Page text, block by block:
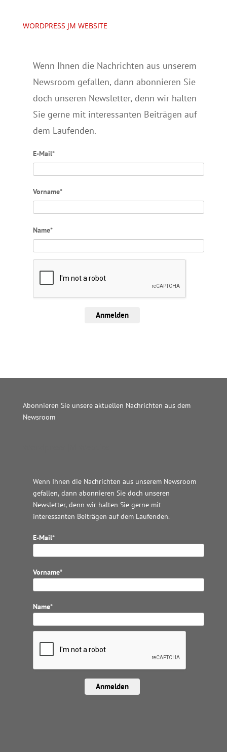
WORDPRESS JM WEBSITE
Wenn Ihnen die Nachrichten aus unserem
Newsroom gefallen, dann abonnieren Sie
doch unseren Newsletter, denn wir halten
Sie gerne mit interessanten Beiträgen auf
dem Laufenden.
E-Mail*
Vorname*
Name*
Anmelden
Abonnieren Sie unsere aktuellen Nachrichten aus dem
Newsroom
Wenn Ihnen die Nachrichten aus unserem Newsroom
gefallen, dann abonnieren Sie doch unseren
Newsletter, denn wir halten Sie gerne mit
interessanten Beiträgen auf dem Laufenden.
E-Mail*
Vorname*
Name*
Anmelden